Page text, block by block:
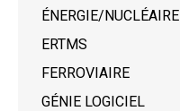
ÉNERGIE/NUCLÉAIRE
ERTMS
FERROVIAIRE
GÉNIE LOGICIEL